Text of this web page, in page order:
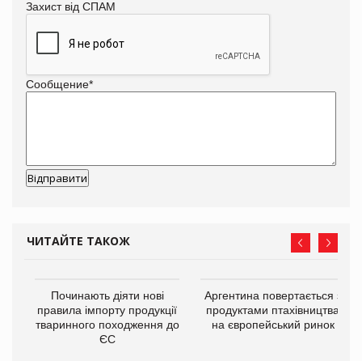
Захист від СПАМ
Сообщение*
ЧИТАЙТЕ ТАКОЖ
Починають діяти нові
правила імпорту продукції
тваринного походження до
ЄС
Аргентина повертається з
продуктами птахівництва
на європейський ринок